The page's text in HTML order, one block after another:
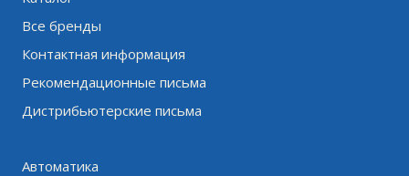
Все бренды
Контактная информация
Рекомендационные письма
Дистрибьютерские письма
Автоматика